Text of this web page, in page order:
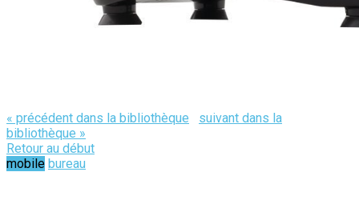
« précédent dans la bibliothèque
suivant dans la
bibliothèque »
Retour au début
mobile bureau